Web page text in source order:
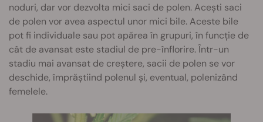
noduri, dar vor dezvolta mici saci de polen. Acești saci
de polen vor avea aspectul unor mici bile. Aceste bile
pot fi individuale sau pot apărea în grupuri, în funcție de
cât de avansat este stadiul de pre-înflorire. Într-un
stadiu mai avansat de creștere, sacii de polen se vor
deschide, împrăștiind polenul și, eventual, polenizând
femelele.